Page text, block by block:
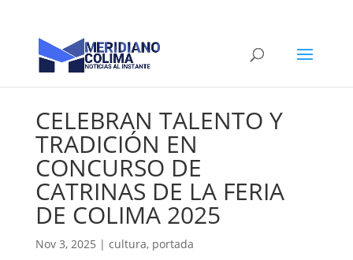
CELEBRAN TALENTO Y
TRADICIÓN EN
CONCURSO DE
CATRINAS DE LA FERIA
DE COLIMA 2025
Nov 3, 2025 | cultura, portada